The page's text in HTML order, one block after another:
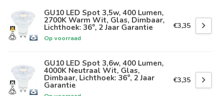
GU10 LED Spot 3,5w, 400 Lumen,
2700K Warm Wit, Glas, Dimbaar,
Lichthoek: 36°, 2 Jaar Garantie
Op voorraad
€3,35
GU10 LED Spot 3,6w, 400 Lumen,
4000K Neutraal Wit, Glas,
Dimbaar, Lichthoek: 36°, 2 Jaar
Garantie €3,35